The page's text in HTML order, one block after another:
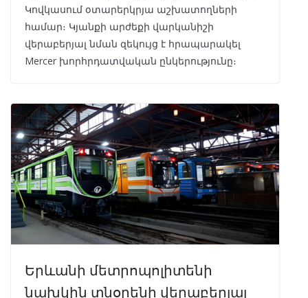
Կովկասում օտարերկրյա աշխատողների
համար։ Կյանքի արժեքի վարկանիշի
վերաբերյալ նման զեկույց է հրապարակել
Mercer խորհրդատվական ընկերությունը։
Երևանի մետրոպոլիտենի
նախկին տնօրենի վերաբերյալ